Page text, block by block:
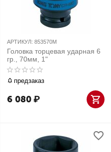
АРТИКУЛ: 853570M
Головка торцевая ударная 6
гр., 70мм, 1"
предзаказ
6 080₽